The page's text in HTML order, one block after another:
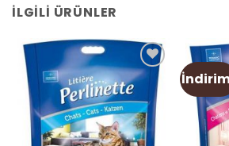
İLGILI ÜRÜNLER
Add
wishlist